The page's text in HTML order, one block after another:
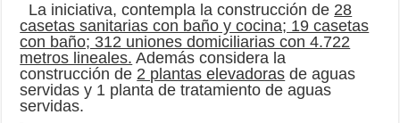
La iniciativa, contempla la construcción de 28
casetas sanitarias con baño y cocina; 19 casetas
con baño; 312 uniones domiciliarias con 4.722
metros lineales. Además considera la
construcción de 2 plantas elevadoras de aguas
servidas y 1 planta de tratamiento de aguas
servidas.